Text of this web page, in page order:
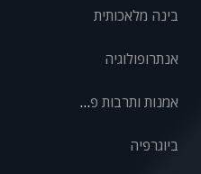
בינה מלאכותית
אנתרופולוגיה
אמנות ותרבות פופולרית
ביוגרפיה